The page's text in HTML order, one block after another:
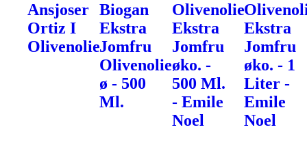
Ansjoser
Ortiz I
Olivenolie
Biogan
Ekstra
Jomfru
Olivenolie
ø - 500
Ml.
Olivenolie
Ekstra
Jomfru
øko. -
500 Ml.
- Emile
Noel
Ekstra
Jomfru
øko. - 1
Liter -
Emile
Noel